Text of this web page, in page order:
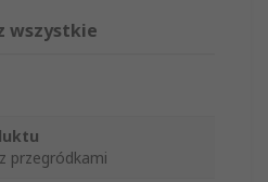
wszystkie
przegródkami